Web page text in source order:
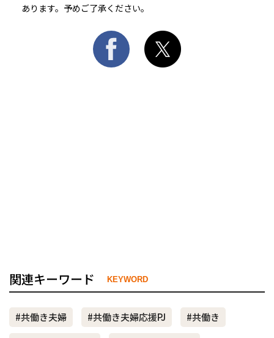
あります。予めご了承ください。
関連キーワード KEYWORD
#共働き夫婦 #共働き夫婦応援PJ
#共働き